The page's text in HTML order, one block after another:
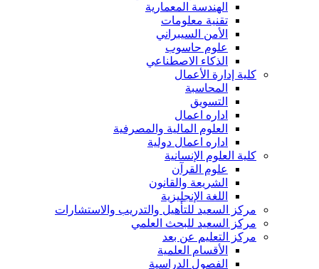
الهندسة المعمارية
تقنية معلومات
الأمن السيبراني
علوم حاسوب
الذكاء الاصطناعي
كلية إدارة الأعمال
المحاسبة
التسويق
اداره اعمال
العلوم المالية والمصرفية
اداره اعمال دولية
كلية العلوم الإنسانية
علوم القرآن
الشريعة والقانون
اللغة الإنجليزية
مركز السعيد للتأهيل والتدريب والاستشارات
مركز السعيد للبحث العلمي
مركز التعليم عن بعد
الأقسام العلمية
الفصول الدراسية